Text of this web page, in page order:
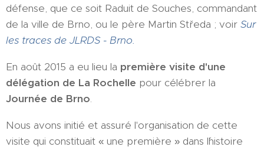
défense, que ce soit Raduit de Souches, commandant
de la ville de Brno, ou le père Martin Středa ; voir Sur
les traces de JLRDS - Brno.
En août 2015 a eu lieu la première visite d'une
délégation de La Rochelle pour célébrer la
Journée de Brno.
Nous avons initié et assuré l'organisation de cette
visite qui constituait « une première » dans l´histoire